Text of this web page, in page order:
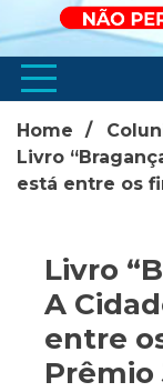
Home
Livro
está entre os
Livro
A
entre